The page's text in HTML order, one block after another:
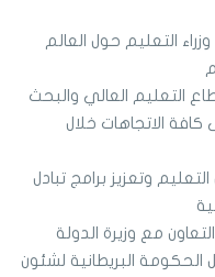
يشارك 122 وزيرًا من وزراء التعليم حول العالم
التعليم العالي والبحث
الاتجاهات خلال
وتعزيز برامج تبادل
مع وزيرة الدولة
البريطانية لشئون